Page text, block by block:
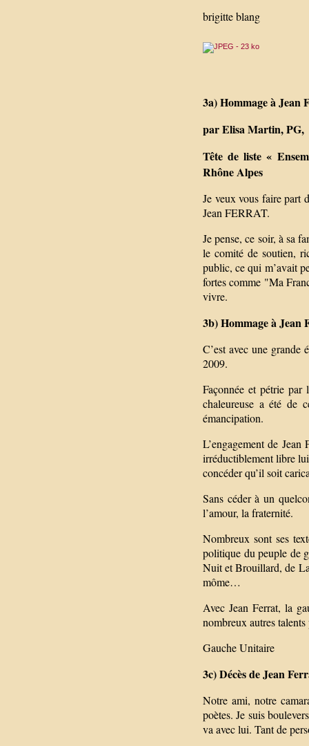
brigitte blang
3a) Hommage à Jean
par Elisa Martin, PG,
Tête de liste «
Rhône Alpes
Je veux vous faire part
Jean FERRAT.
Je pense, ce soir, à sa
le comité de soutien,
public, ce qui m’avait
fortes comme "Ma
vivre.
3b) Hommage à
C’est avec une
2009.
Façonnée et pétrie par
chaleureuse a été de
émancipation.
L’engagement de Jean
irréductiblement libre
concéder qu’il soit
Sans céder à un
l’amour, la fraternité.
Nombreux sont ses
politique du peuple de
Nuit et Brouillard, de
môme…
Avec Jean Ferrat, la
nombreux autres
Gauche Unitaire
3c) Décès de Jean
Notre ami, notre
poètes. Je suis
va avec lui. Tant de